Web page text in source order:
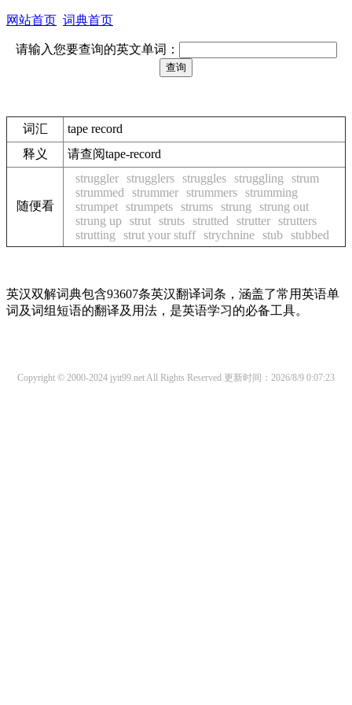
网站首页 词典首页
请输入您要查询的英文单词：
词汇
tape record
释义
请查阅tape-record
随便看
struggler strugglers struggles struggling
strum
strummed
strummer strummers strumming
strumpet strumpets strums strung
strung out
strung up strut struts strutted strutter strutters
strutting
strut your stuff strychnine stub stubbed
英汉双解词典包含93607条英汉翻译词条，涵盖了常用英语单
词及词组短语的翻译及用法，是英语学习的必备工具。
Copyright © 2000-2024 jyit99.net All Rights Reserved 更新时间：2026/8/9 0:07:23